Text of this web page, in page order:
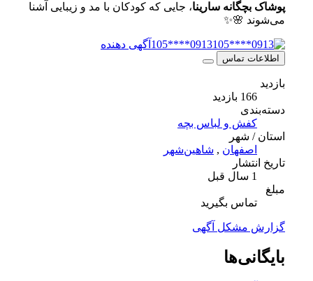
پوشاک بچگانه سارینا، جایی که کودکان با مد و زیبایی آشنا
می‌شوند 🌸✨
0913****105 آگهی دهنده
اطلاعات تماس
بازدید
166 بازدید
دسته‌بندی
کفش و لباس بچه
استان / شهر
اصفهان , شاهین‌شهر
تاریخ انتشار
1 سال قبل
مبلغ
تماس بگیرید
گزارش مشکل آگهی
بایگانی‌ها